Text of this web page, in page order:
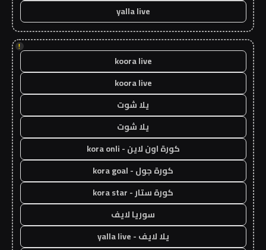
yalla live
!
koora live
koora live
يلا شوت
يلا شوت
كورة اون لاين - kora onli
كورة جول - kora goal
كورة ستار - kora star
سوريا لايف
يلا لايف - yalla live